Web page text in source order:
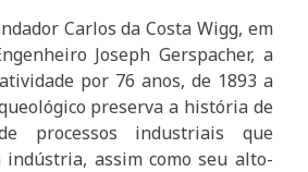
Carlos da Costa Wigg, em
Joseph Gerspacher, a
por 76 anos, de 1893 a
preserva a história de
processos industriais que
indústria, assim como seu alto-